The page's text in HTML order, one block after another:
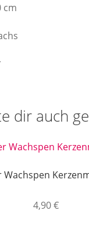
cm
dir auch
4,90€